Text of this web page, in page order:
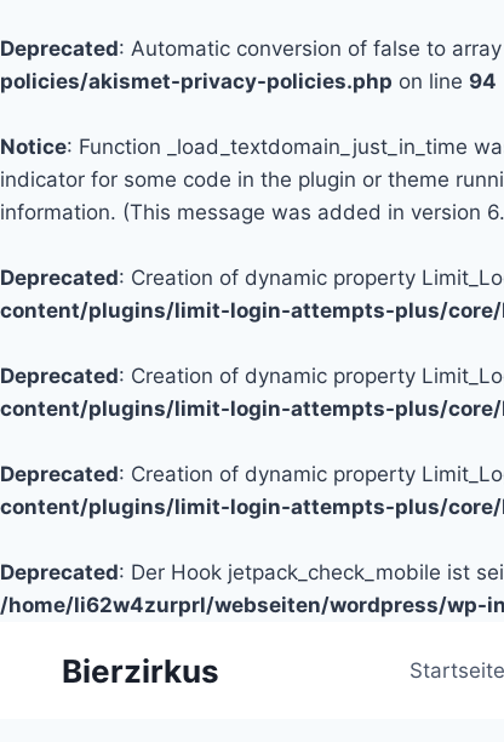
Deprecated: Automatic conversion of false to
policies/akismet-privacy-policies.php on line 94
Notice: Function _load_textdomain_just_in_time
indicator for some code in the plugin or theme
information. (This message was added in version
Deprecated: Creation of dynamic property
content/plugins/limit-login-attempts-plus/
Deprecated: Creation of dynamic property
content/plugins/limit-login-attempts-plus/
Deprecated: Creation of dynamic property
content/plugins/limit-login-attempts-plus/
Deprecated: Der Hook jetpack_check_mobile ist
/home/li62w4zurprl/webseiten/wordpress/wp-
Bierzirkus Startseite